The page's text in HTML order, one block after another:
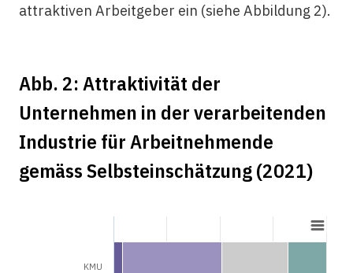
attraktiven Arbeitgeber ein (siehe Abbildung 2).
Abb. 2: Attraktivität der
Unternehmen in der verarbeitenden
Industrie für Arbeitnehmende
gemäss Selbsteinschätzung (2021)
KMU